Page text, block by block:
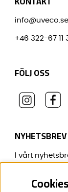
info@uveco.se
+46 322-67 11
FÖLJ OSS
NYHETSBREV
I vårt